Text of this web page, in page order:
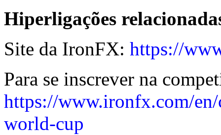
Hiperligações
Site da IronFX: https://
Para se inscrever na
https://www.ironfx.com/
world-cup